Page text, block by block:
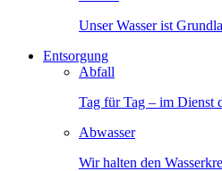
Unser Wasser ist
Entsorgung
Abfall
Tag für Tag – im Dienst
Abwasser
Wir halten den